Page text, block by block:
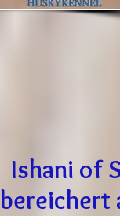
Ishani of
bereichert